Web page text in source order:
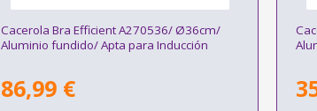
Cacerola Bra Efficient A270536/ Ø36cm/
Aluminio fundido/ Apta para Inducción
86,99 €